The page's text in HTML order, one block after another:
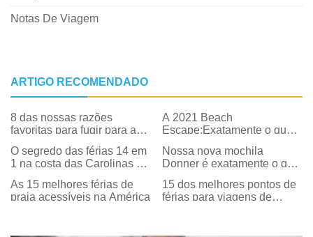
Notas De Viagem
ARTIGO RECOMENDADO
8 das nossas razões
favoritas para fugir para as
A 2021 Beach
Escape:Exatamente o que o
O segredo das férias 14 em
1 na costa das Carolinas do
Nossa nova mochila
Donner é exatamente o que
do Produto
As 15 melhores férias de
praia acessíveis na América
15 dos melhores pontos de
férias para viagens de